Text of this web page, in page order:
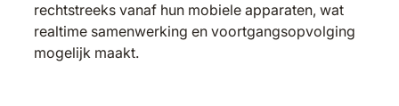
rechtstreeks vanaf hun mobiele apparaten, wat
realtime samenwerking en voortgangsopvolging
mogelijk maakt.